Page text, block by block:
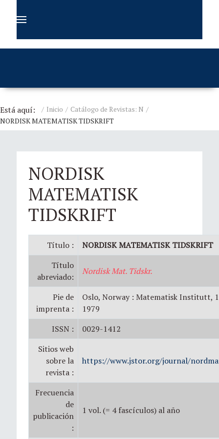
Está aquí: Inicio
Catálogo de Revistas: N
NORDISK MATEMATISK TIDSKRIFT
NORDISK
MATEMATISK
TIDSKRIFT
Título :
NORDISK MATEMATISK TIDSKRIFT
Título
abreviado:
Nordisk Mat. Tidskr.
Pie de
imprenta :
Oslo, Norway : Matematisk Institutt,
1979
ISSN :
0029-1412
Sitios web
sobre la
revista :
https://www.jstor.org/journal/
Frecuencia
de
publicación
:
1 vol. (= 4 fascículos) al año